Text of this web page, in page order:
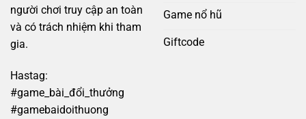
người chơi truy cập an toàn
và có trách nhiệm khi tham
gia.
Hastag:
#game_bài_đổi_thưởng
#gamebaidoithuong
Game nổ hũ
Giftcode